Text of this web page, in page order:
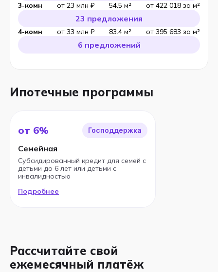
3-комн 54.5 м²
от 23 млн ₽ от 422 018 за м²
23 предложения
4-комн 83.4 м²
от 33 млн ₽ от 395 683 за м²
6 предложений
Ипотечные программы
от 6% Господдержка
Семейная
Субсидированный кредит для семей с
детьми до 6 лет или детьми с
инвалидностью
Подробнее
Рассчитайте свой
ежемесячный платёж